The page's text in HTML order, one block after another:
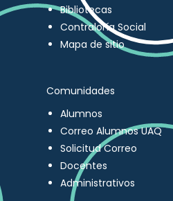
Bibliotecas
Contraloría Social
Mapa de sitio
Comunidades
Alumnos
Correo Alumnos UAQ
Solicitud Correo
Docentes
Administrativos